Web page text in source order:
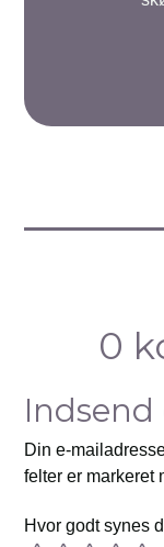
0
Din e-
felter er markeret
Hvor godt synes